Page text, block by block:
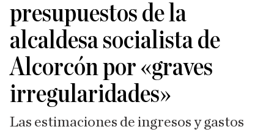
presupuestos de la
alcaldesa socialista de
Alcorcón por «graves
irregularidades»
Las estimaciones de ingresos y gastos